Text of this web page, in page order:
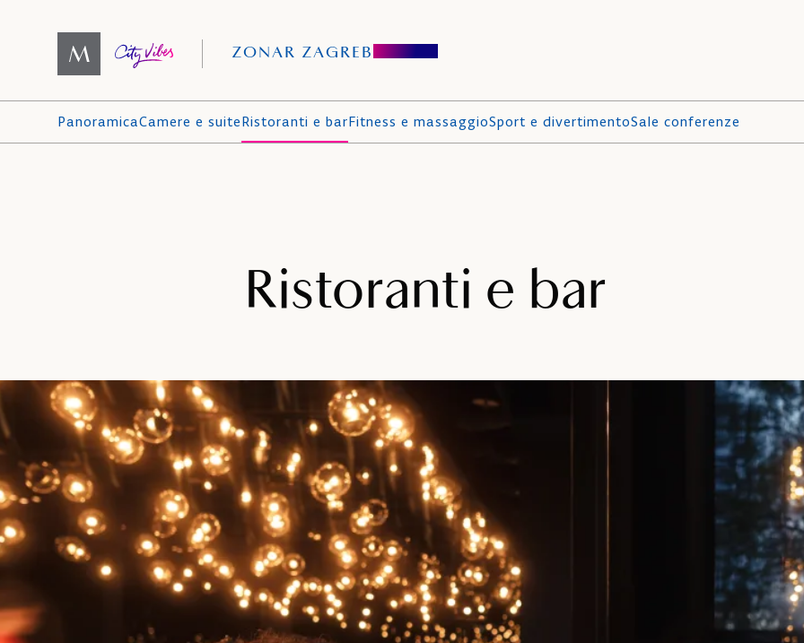
ZONAR ZAGREB
PanoramicaCamere e suiteRistoranti e barFitness e massaggioSport e divertimentoSale conferenze
Ristoranti e bar